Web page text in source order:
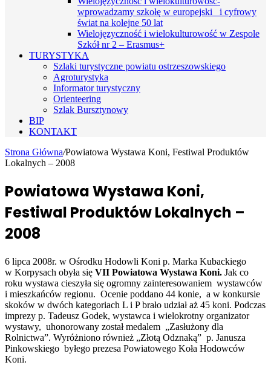
wprowadzamy szkołę w europejski i cyfrowy
świat na kolejne 50 lat
Wielojęzyczność i wielokulturowość w Zespole
Szkół nr 2 – Erasmus+
TURYSTYKA
Szlaki turystyczne powiatu ostrzeszowskiego
Agroturystyka
Informator turystyczny
Orienteering
Szlak Bursztynowy
BIP
KONTAKT
Strona Główna/Powiatowa Wystawa Koni, Festiwal Produktów
Lokalnych – 2008
Powiatowa Wystawa Koni,
Festiwal Produktów Lokalnych –
2008
6 lipca 2008r. w Ośrodku Hodowli Koni p. Marka Kubackiego
w Korpysach obyła się VII Powiatowa Wystawa Koni. Jak co
roku wystawa cieszyła się ogromny zainteresowaniem wystawców
i mieszkańców regionu. Ocenie poddano 44 konie, a w konkursie
skoków w dwóch kategoriach L i P brało udział aż 45 koni. Podczas
imprezy p. Tadeusz Godek, wystawca i wielokrotny organizator
wystawy, uhonorowany został medalem „Zasłużony dla
Rolnictwa”. Wyróżniono również „Złotą Odznaką” p. Janusza
Pinkowskiego byłego prezesa Powiatowego Koła Hodowców
Koni.